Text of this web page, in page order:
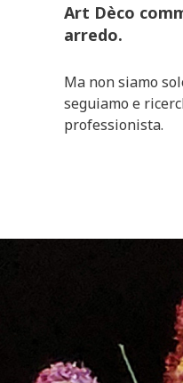
Art Dèco
arredo.
Ma non siamo
seguiamo e
professionista.